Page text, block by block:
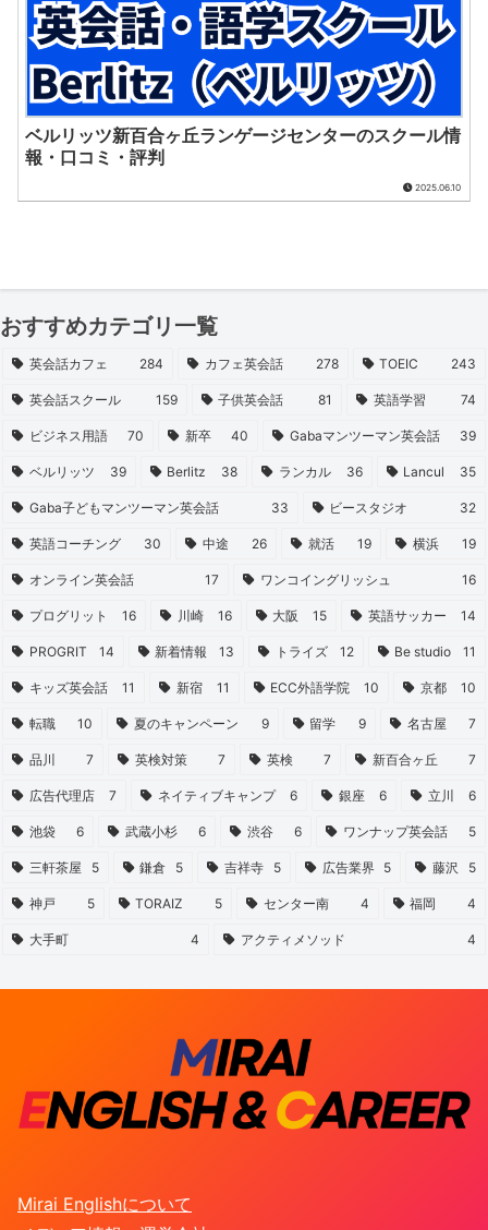
ベルリッツ新百合ヶ丘ランゲージセンターのスクール情
報・口コミ・評判
2025.06.10
おすすめカテゴリ一覧
英会話カフェ 284 カフェ英会話 278 TOEIC 243
英会話スクール 159 子供英会話 81 英語学習 74
ビジネス用語 70 新卒 40 Gabaマンツーマン英会話 39
ベルリッツ 39 Berlitz 38 ランカル 36 Lancul 35
Gaba子どもマンツーマン英会話 33 ビースタジオ 32
英語コーチング 30 中途 26 就活 19 横浜 19
オンライン英会話 17 ワンコイングリッシュ 16
プログリット 16 川崎 16 大阪 15 英語サッカー 14
PROGRIT 14 新着情報 13 トライズ 12 Be studio 11
キッズ英会話 11 新宿 11 ECC外語学院 10 京都 10
転職 10 夏のキャンペーン 9 留学 9 名古屋 7
品川 7 英検対策 7 英検 7 新百合ヶ丘 7
広告代理店 7 ネイティブキャンプ 6 銀座 6 立川 6
池袋 6 武蔵小杉 6 渋谷 6 ワンナップ英会話 5
三軒茶屋 5 鎌倉 5 吉祥寺 5 広告業界 5 藤沢 5
神戸 5 TORAIZ 5 センター南 4 福岡 4
大手町 4 アクティメソッド 4
Mirai Englishについて